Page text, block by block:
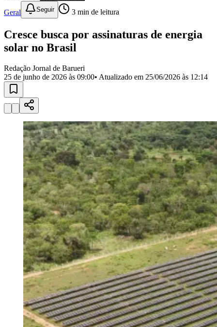
Bairros de Barueri
Selecione sua região Para notícias da sua região
AldeiaAldeia da SerraAldeia de Barueri
VistaCalifórniaCarapicuíba
RegiãoCotia Cruz PretaEngenho NovoFazenda
Militar
Califórnia
Esperança
JulioJardim Líbano
MutingaJardim ParaísoJardim PaulistaJardim ReginaliceJardim São
Jardim São PedroJardim São SilvestreJardim SilveiraJardim
Jardim TupanciMutingaNova AldeinhaOsascoParque dos
CamargosParque ImperialParque Santa LuziaParque VianaPirapora
do Bom JesusRecanto PhrynéaSantana de
ParnaíbaSilveiraTamboréVale do Sol Vila Barros Vila Boa VistaVila
do CondeVila Engenho NovoVila MárciaVila Nossa Sra. da
EscadaVila PortoVotupoca
Para Sua Empresa
Anuncie no Portal
Guia de Empresas
Divulgar VagasNovo
Publicidade Legal
Negócios Regionais
Turismo
Segurança Regional
Hospitais Estaduais
Parques & Represas
Cidades da Região
Santana de ParnaíbaOsascoCarapicuíbaJandiraItapeviCotiaPirapora
do Bom JesusAraçariguamaCajamarCaieirasFranco da
Geral Seguir 3 min de leitura
Cresce busca por assinaturas de energia
solar no Brasil
Redação Jornal de Barueri
25 de junho de 2026 às 09:00• Atualizado em 25/06/2026 às 12:14